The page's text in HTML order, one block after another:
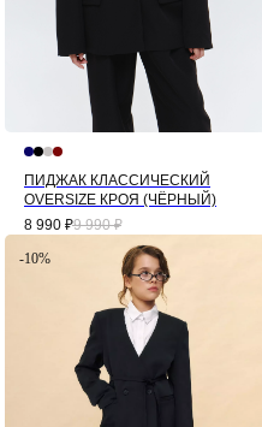
ПИДЖАК КЛАССИЧЕСКИЙ
OVERSIZE КРОЯ (ЧЁРНЫЙ)
8 990 ₽9 990 ₽
-10%